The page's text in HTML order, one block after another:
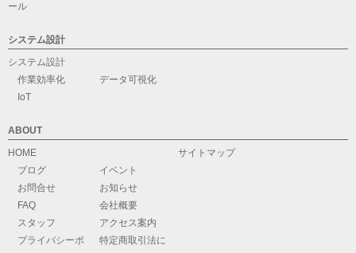
ール
システム設計
システム設計
作業効率化
データ可視化
IoT
ABOUT
HOME
ブログ
イベント
お問合せ
お知らせ
FAQ
会社概要
スタッフ
アクセス案内
プライバシーポ
特定商取引法に
サイトマップ